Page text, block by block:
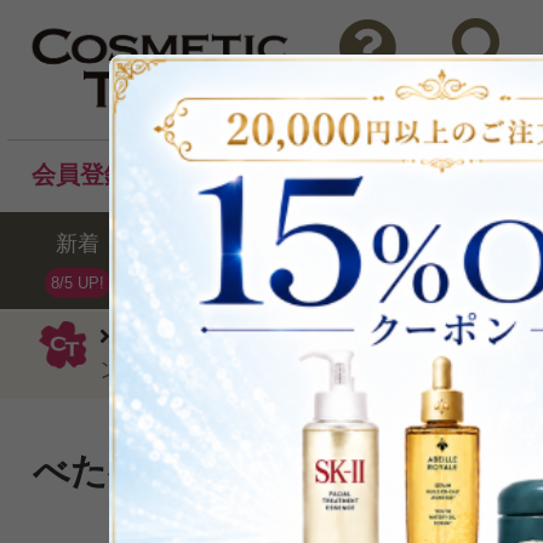
ビオテルム ボディローション
レ
ング ボディミルク シトラスエッセンス400ml
問い合わせ 検索
会員登録後のお買い物でポイントプレゼント！
新着
8/5 UP!
セール ランキング ブ
べたべたせず、さらりと肌に
ミルク。